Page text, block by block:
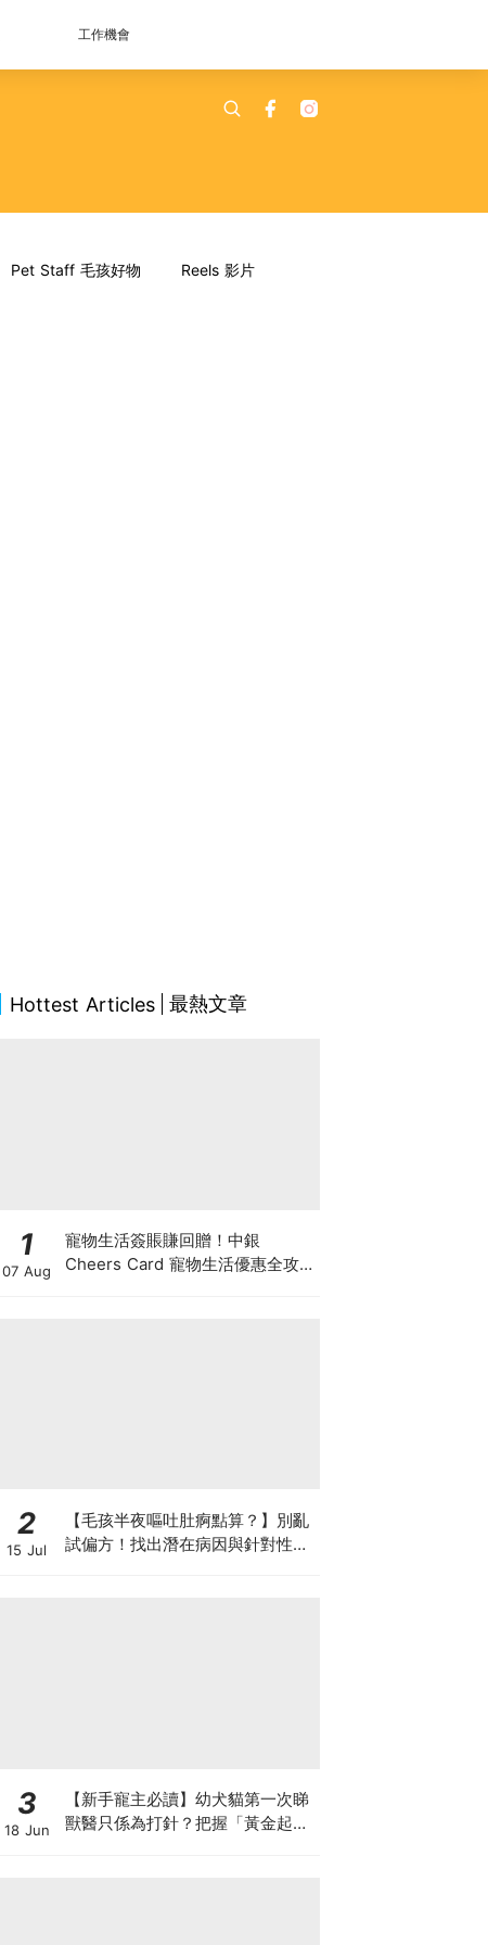
工作機會
Pet Staff 毛孩好物 Reels 影片
Hottest Articles 最熱文章
1
07 Aug
寵物生活簽賬賺回贈！中銀
Cheers Card 寵物生活優惠全攻
2
15 Jul
【毛孩半夜嘔吐肚痾點算？】別亂
試偏方！找出潛在病因與針對性營
3
18 Jun
【新手寵主必讀】幼犬貓第一次睇
獸醫只係為打針？把握「黃金起跑